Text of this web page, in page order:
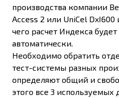
производства компании
Access 2 или UniCel DxI600
чего расчет Индекса
автоматически.
Необходимо обратить
тест-системы разных
определяют общий и
этого все 3 используемых